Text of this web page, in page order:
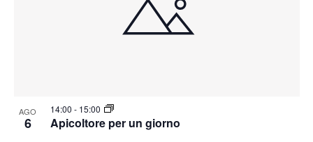
AGO
6 Apicoltore per un giorno
14:00 - 15:00